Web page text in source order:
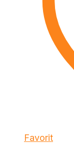
Favorit